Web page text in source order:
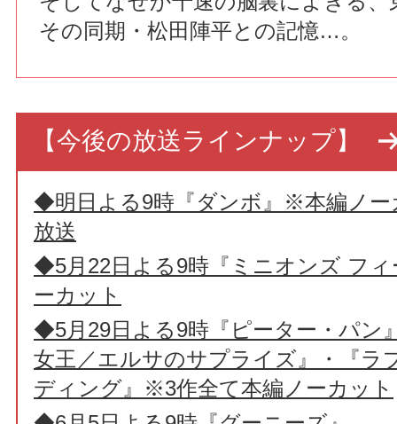
その同期・松田陣平との記憶…。
【今後の放送ラインナップ】
◆明日よる9時『ダンボ』※本編ノー
放送
◆5月22日よる9時『ミニオンズ フ
ーカット
◆5月29日よる9時『ピーター・パン
女王／エルサのサプライズ』・『ラ
ディング』※3作全て本編ノーカット